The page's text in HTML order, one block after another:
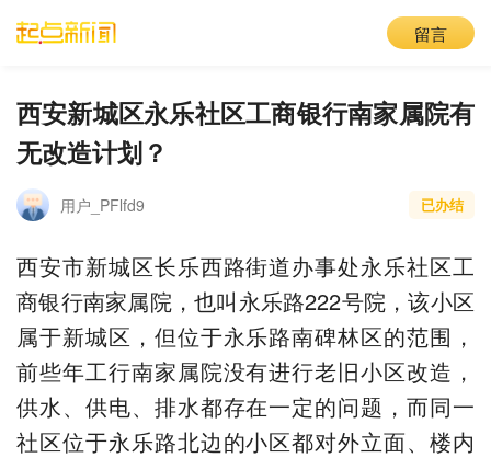
留言
西安新城区永乐社区工商银行南家属院有
无改造计划？
用户_PFlfd9 已办结
西安市新城区长乐西路街道办事处永乐社区工
商银行南家属院，也叫永乐路222号院，该小区
属于新城区，但位于永乐路南碑林区的范围，
前些年工行南家属院没有进行老旧小区改造，
供水、供电、排水都存在一定的问题，而同一
社区位于永乐路北边的小区都对外立面、楼内